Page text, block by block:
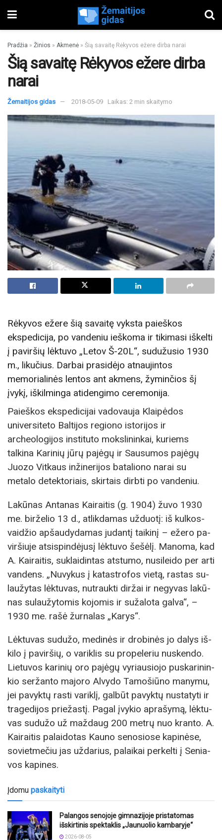
Pradžia » Žinios » Akmenė » Šią savaitę Rėkyvos ežere dirba narai
Šią savaitę Rėkyvos ežere dirba
narai
Žemaitijos gidas 2018-05-09 Laikas: 2 min skaitymo
Rėkyvos ežere šią savaitę vyksta paieškos
ekspedicija, po vandeniu ieškoma ir tikimasi iškelti
į paviršių lėktuvo „Letov Š-20L“, sudužusio 1930
m., likučius. Darbai prasidėjo atnaujintos
memorialinės lentos ant akmens, žyminčios šį
įvykį, iškilminga atidengimo ceremonija.
Paieškos ekspedicijai vadovauja Klaipėdos
universiteto Baltijos regiono istorijos ir
archeologijos instituto mokslininkai, kuriems
talkina Karinių jūrų pajėgų ir Sausumos pajėgų
Juozo Vitkaus inžinerijos bataliono narai su
metalo detektoriais, skirtais dirbti po vandeniu.
La­kū­nas An­ta­nas Kai­rai­tis (g. 1904) žu­vo 1930
me. bir­že­lio 13 d., at­lik­da­mas už­duo­tį: iš kul­kos­
vai­džio ap­šau­dy­da­mas ju­dan­tį tai­ki­nį – eže­ro pa­
vir­šiu­je at­si­spin­dė­ju­sį lėk­tu­vo še­šė­lį. Ma­no­ma, kad
A. Kai­rai­tis, su­klai­din­tas at­stu­mo, nu­si­lei­do per ar­ti
van­dens. „Nu­vy­kus į ka­tast­ro­fos vie­tą, ras­tas su­
lau­žy­tas lėk­tu­vas, nu­trauk­ti dir­žai ir ne­gy­vas la­kū­
nas su­lau­žy­to­mis ko­jomis ir su­ža­lo­ta gal­va“, –
1930 me. ra­šė žur­na­las „Ka­rys“.
Lėk­tu­vas su­du­žo, me­di­nės ir dro­bi­nės jo da­lys iš­
ki­lo į pa­vir­šių, o va­rik­lis su pro­pe­le­riu nu­sken­do.
Lie­tu­vos ka­ri­nių oro pa­jė­gų vy­riau­sio­jo pus­ka­ri­nin­
kio ser­žan­to ma­jo­ro Al­vy­do Ta­mo­šiū­no ma­ny­mu,
jei pa­vyk­tų ras­ti va­rik­lį, gal­būt pa­vyk­tų nu­sta­ty­ti ir
tra­ge­di­jos prie­žas­tį. Pa­gal įvy­kio ap­ra­šy­mą, lėk­tu­
vas su­du­žo už maž­daug 200 met­rų nuo kran­to. A.
Kai­rai­tis pa­lai­do­tas Kau­no se­no­sio­se ka­pi­nė­se,
so­viet­me­čiu jas už­da­rius, pa­lai­kai per­kel­ti į Se­nia­
vos ka­pi­nes.
Įdomu paskaityti
Palangos senojoje gimnazijoje pristatomas
išskirtinis spektaklis „Jaunuolio kambaryje“
2026-08-05